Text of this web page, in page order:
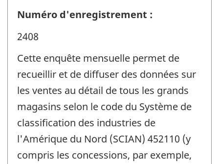
Numéro d'enregistrement :
2408
Cette enquête mensuelle permet de
recueillir et de diffuser des données sur
les ventes au détail de tous les grands
magasins selon le code du Système de
classification des industries de
l'Amérique du Nord (SCIAN) 452110 (y
compris les concessions, par exemple,